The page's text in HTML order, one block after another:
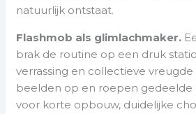
natuurlijk ontstaat.
Flashmob als glimlachmaker.
brak de routine op een druk
verrassing en collectieve
beelden op en roepen gedeelde
voor korte opbouw, duidelijke